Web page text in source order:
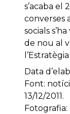
s’acaba el
converses
socials
de nou al
Data
Font:
13/12/2011.
Fotografia: